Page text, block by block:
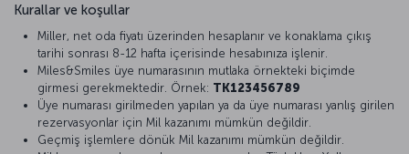
Kurallar ve koşullar
Miller, net oda fiyatı üzerinden hesaplanır ve konaklama çıkış
tarihi sonrası 8-12 hafta içerisinde hesabınıza işlenir.
Miles&Smiles üye numarasının mutlaka örnekteki biçimde
girmesi gerekmektedir. Örnek: TK123456789
Üye numarası girilmeden yapılan ya da üye numarası yanlış girilen
rezervasyonlar için Mil kazanımı mümkün değildir.
Geçmiş işlemlere dönük Mil kazanımı mümkün değildir.